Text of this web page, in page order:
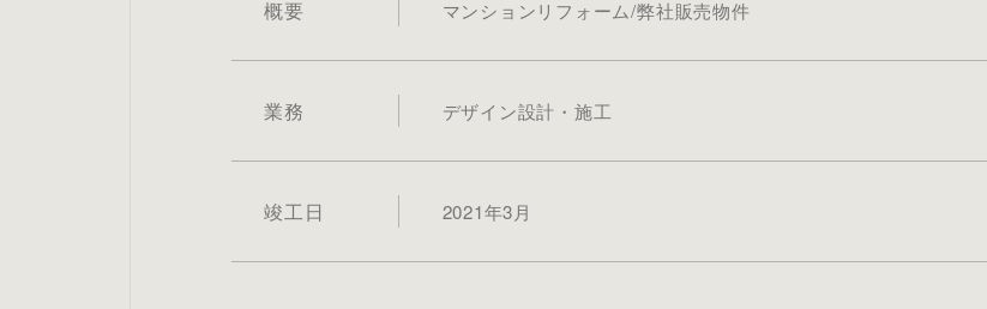
概要 マンションリフォーム/弊社販売物件
業務 デザイン設計・施工
竣工日 2021年3月